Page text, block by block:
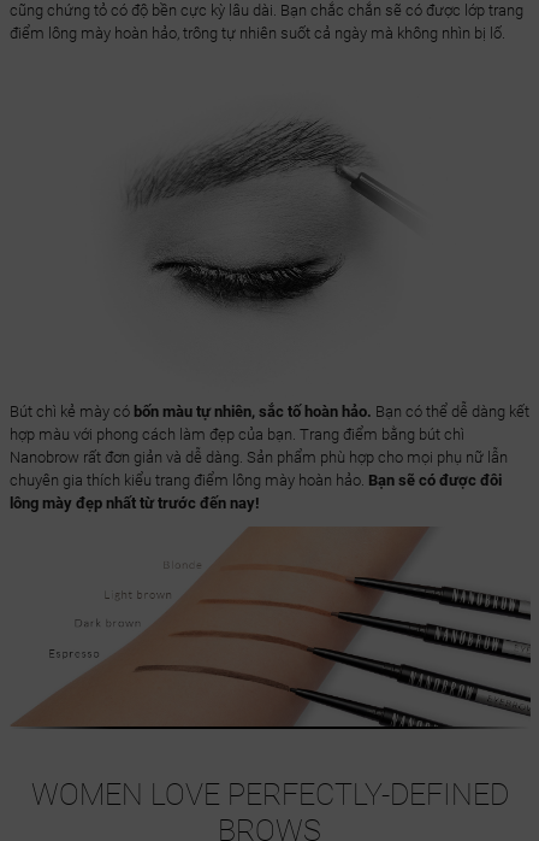
cũng chứng tỏ có độ bền cực kỳ lâu dài. Bạn chắc chắn sẽ có được lớp trang
điểm lông mày hoàn hảo, trông tự nhiên suốt cả ngày mà không nhìn bị lố.
Bút chì kẻ mày có bốn màu tự nhiên, sắc tố hoàn hảo. Bạn có thể dễ dàng kết
hợp màu với phong cách làm đẹp của bạn. Trang điểm bằng bút chì
Nanobrow rất đơn giản và dễ dàng. Sản phẩm phù hợp cho mọi phụ nữ lẫn
chuyên gia thích kiểu trang điểm lông mày hoàn hảo. Bạn sẽ có được đôi
lông mày đẹp nhất từ trước đến nay!
WOMEN LOVE PERFECTLY-DEFINED
BROWS